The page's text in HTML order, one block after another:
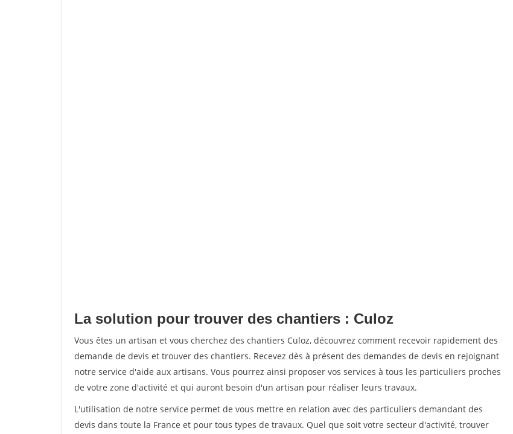
La solution pour trouver des chantiers : Culoz
Vous êtes un artisan et vous cherchez des chantiers Culoz, découvrez comment recevoir rapidement des
demande de devis et trouver des chantiers. Recevez dès à présent des demandes de devis en rejoignant
notre service d'aide aux artisans. Vous pourrez ainsi proposer vos services à tous les particuliers proches
de votre zone d'activité et qui auront besoin d'un artisan pour réaliser leurs travaux.
L'utilisation de notre service permet de vous mettre en relation avec des particuliers demandant des
devis dans toute la France et pour tous types de travaux. Quel que soit votre secteur d'activité, trouver